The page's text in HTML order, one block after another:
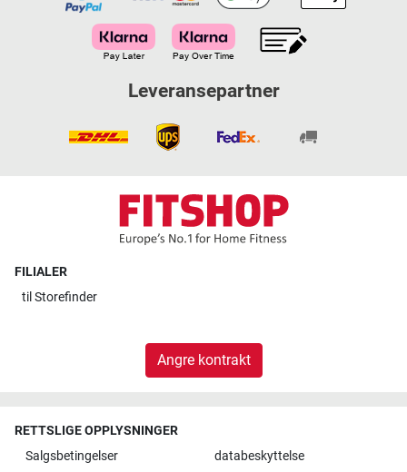
Leveransepartner
FILIALER
til Storefinder
Angre kontrakt
RETTSLIGE OPPLYSNINGER
Salgsbetingelser
databeskyttelse